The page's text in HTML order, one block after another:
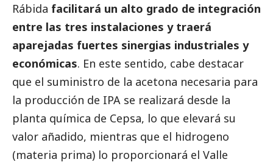
Rábida facilitará un alto grado de integración
entre las tres instalaciones y traerá
aparejadas fuertes sinergias industriales y
económicas. En este sentido, cabe destacar
que el suministro de la acetona necesaria para
la producción de IPA se realizará desde la
planta química de Cepsa, lo que elevará su
valor añadido, mientras que el hidrogeno
(materia prima) lo proporcionará el Valle